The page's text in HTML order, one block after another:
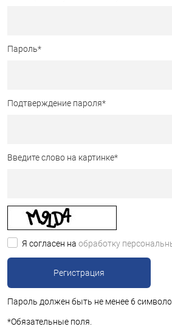
Пароль*
Подтверждение пароля*
Введите слово на картинке*
Я согласен на обработку
Пароль должен быть не менее 6
*Обязательные поля.